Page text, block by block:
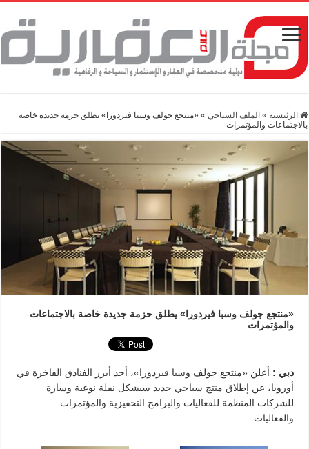
الرئيسية » الملف السياحي » «منتجع جولف وسبا فيردورا» يطلق حزمة جديدة خاصة
بالاجتماعات والمؤتمرات
«منتجع جولف وسبا فيردورا» يطلق حزمة جديدة خاصة بالاجتماعات
والمؤتمرات
دبي : أعلن «منتجع جولف وسبا فيردورا»، أحد أبرز الفنادق الفاخرة في
أوروبا، عن إطلاق منتج سياحي جديد سيشكل نقلة نوعية وسارة
للشركات المنظمة للفعاليات والبرامج التحفيزية والمؤتمرات
والفعاليات.